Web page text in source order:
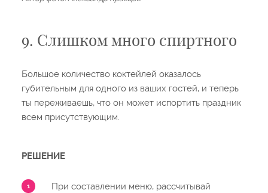
9. Слишком много спиртного
Большое количество коктейлей оказалось
губительным для одного из ваших гостей, и теперь
ты переживаешь, что он может испортить праздник
всем присутствующим.
РЕШЕНИЕ
При составлении меню, рассчитывай